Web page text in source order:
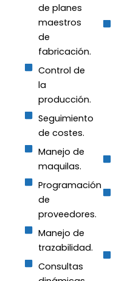
de planes
maestros
de
fabricación.
Control de
la
producción.
Seguimiento
de costes.
Manejo de
maquilas.
Programación
de
proveedores.
Manejo de
trazabilidad.
Consultas